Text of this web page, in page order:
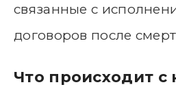
связанные с
договоров после
Что происходит с